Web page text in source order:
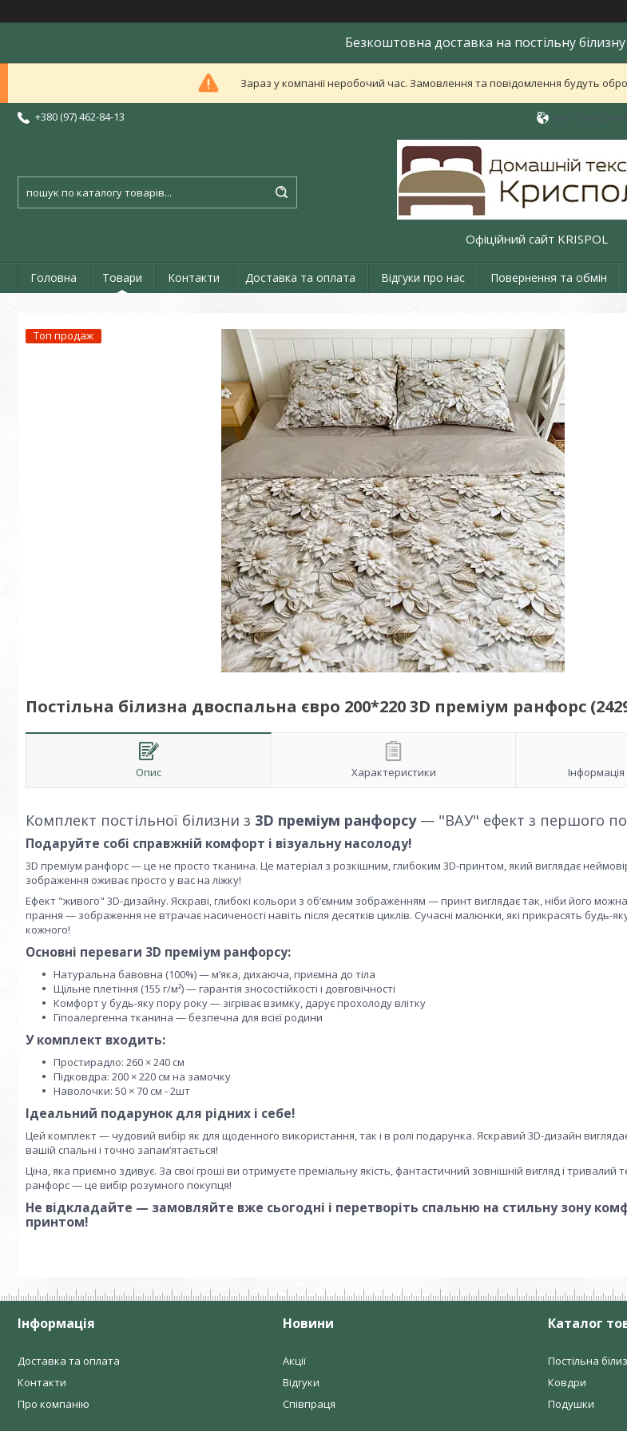
Безкоштовна доставка на постільну
Зараз у компанії неробочий час. Замовлення та повідомлення будуть
+380 (97) 462-84-13
Офіційний сайт KRISPOL
Головна Товари Контакти Доставка та оплата Відгуки про нас Повернення та обмін
Топ продаж
Постільна білизна двоспальна євро 200*220 3D преміум ранфорс
Опис Характеристики
Комплект постільної білизни з 3D преміум ранфорсу— "ВАУ" ефект з першого
Подаруйте собі справжній комфорт і візуальну насолоду!
3D преміум ранфорс — це не просто тканина. Це матеріал з розкішним, глибоким 3D-принтом, який виглядає
зображення оживає просто у вас на ліжку!
Ефект "живого" 3D-дизайну. Яскраві, глибокі кольори з об’ємним зображенням — принт виглядає так, ніби його можна
прання — зображення не втрачає насиченості навіть після десятків циклів. Сучасні малюнки, які прикрасять будь-
кожного!
Основні переваги 3D преміум ранфорсу:
Натуральна бавовна (100%) — м’яка, дихаюча, приємна до тіла
Щільне плетіння (155 г/м²) — гарантія зносостійкості і довговічності
Комфорт у будь-яку пору року — зігріває взимку, дарує прохолоду влітку
Гіпоалергенна тканина — безпечна для всієї родини
У комплект входить:
Простирадло: 260 × 240 см
Підковдра: 200 × 220 см на замочку
Наволочки: 50 × 70 см - 2шт
Ідеальний подарунок для рідних і себе!
Цей комплект — чудовий вибір як для щоденного використання, так і в ролі подарунка. Яскравий 3D-дизайн
вашій спальні і точно запам’ятається!
Ціна, яка приємно здивує. За свої гроші ви отримуєте преміальну якість, фантастичний зовнішній вигляд і тривалий
ранфорс — це вибір розумного покупця!
Не відкладайте — замовляйте вже сьогодні і перетворіть спальню на стильну зону
принтом!
Інформація
Доставка та оплата
Контакти
Про компанію
Новини
Акції
Відгуки
Співпраця
Каталог
Постільна
Ковдри
Подушки